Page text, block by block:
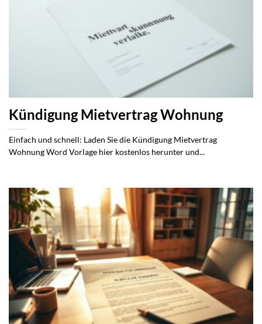
Kündigung Mietvertrag Wohnung
Einfach und schnell: Laden Sie die Kündigung Mietvertrag
Wohnung Word Vorlage hier kostenlos herunter und...